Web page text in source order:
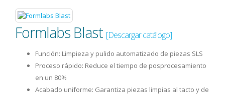
Formlabs Blast [Descargar catálogo]
Función: Limpieza y pulido automatizado de piezas SLS
Proceso rápido: Reduce el tiempo de posprocesamiento
en un 80%
Acabado uniforme: Garantiza piezas limpias al tacto y de